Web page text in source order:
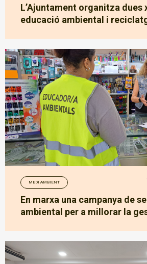
L’Ajuntament organitza dues
educació ambiental i
MEDI AMBIENT
En marxa una campanya de
ambiental per a millorar la